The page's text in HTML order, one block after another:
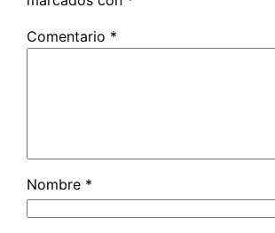
Comentario *
Nombre *